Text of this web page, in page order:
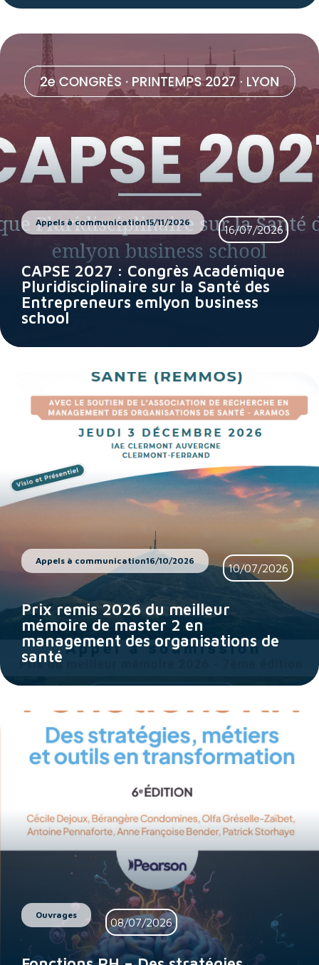
Appels à communication15/11/2026
16/07/2026
CAPSE 2027 : Congrès Académique
Pluridisciplinaire sur la Santé des
Entrepreneurs emlyon business
school
Appels à communication16/10/2026
10/07/2026
Prix remis 2026 du meilleur
mémoire de master 2 en
management des organisations de
santé
Ouvrages
08/07/2026